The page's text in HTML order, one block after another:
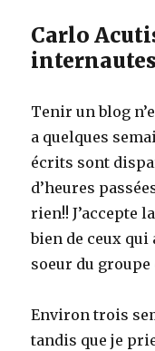
Carlo
Tenir un blog
a quelques
écrits sont
d’heures
rien!! J’accepte
bien de ceux
soeur du
Environ trois
tandis que je